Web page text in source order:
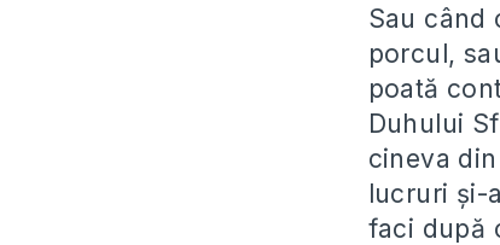
Sau când
porcul,
poată
Duhului
cineva
lucruri și-
faci după